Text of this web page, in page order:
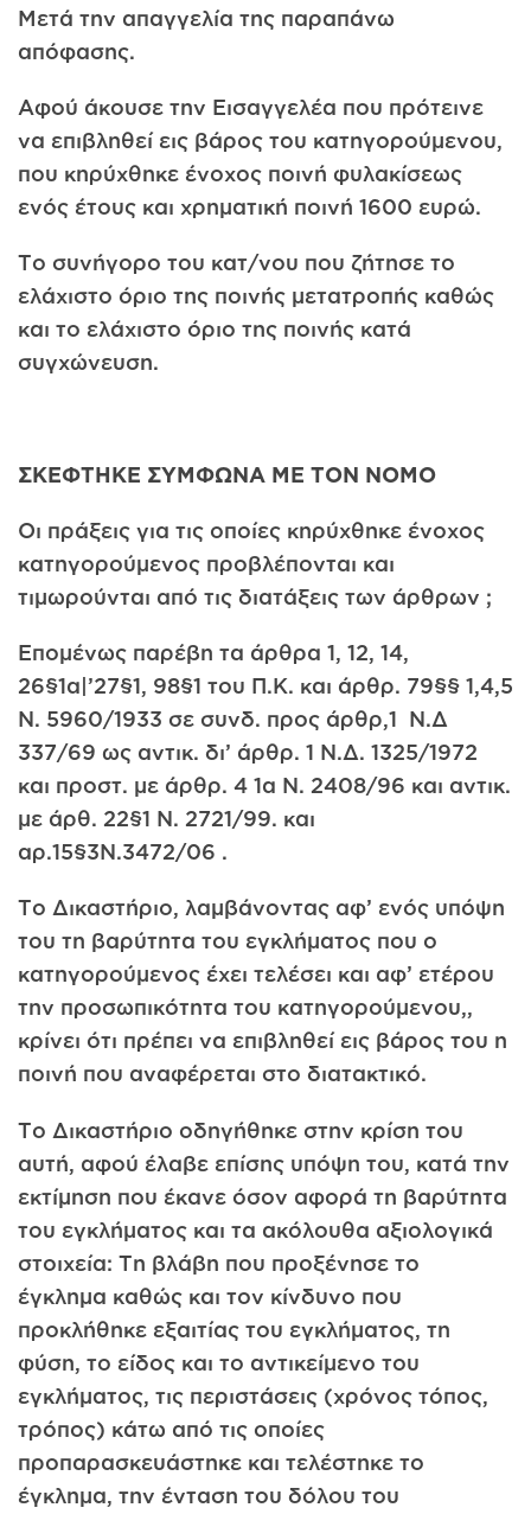
Μετά την απαγγελία της παραπάνω
απόφασης.
Αφού άκουσε την Εισαγγελέα που πρότεινε
να επιβληθεί εις βάρος του κατηγορούμενου,
που κηρύχθηκε ένοχος ποινή φυλακίσεως
ενός έτους και χρηματική ποινή 1600 ευρώ.
Το συνήγορο του κατ/νου που ζήτησε το
ελάχιστο όριο της ποινής μετατροπής καθώς
και το ελάχιστο όριο της ποινής κατά
συγχώνευση.
ΣΚΕΦΤΗΚΕ ΣΥΜΦΩΝΑ ΜΕ ΤΟΝ ΝΟΜΟ
Οι πράξεις για τις οποίες κηρύχθηκε ένοχος
κατηγορούμενος προβλέπονται και
τιμωρούνται από τις διατάξεις των άρθρων ;
Επομένως παρέβη τα άρθρα 1, 12, 14,
26§1α|’27§1, 98§1 του Π.Κ. και άρθρ. 79§§ 1,4,5
Ν. 5960/1933 σε συνδ. προς άρθρ,1 Ν.Δ
337/69 ως αντικ. δι’ άρθρ. 1 Ν.Δ. 1325/1972
και προστ. με άρθρ. 4 1α Ν. 2408/96 και αντικ.
με άρθ. 22§1 Ν. 2721/99. και
αρ.15§3Ν.3472/06 .
Το Δικαστήριο, λαμβάνοντας αφ’ ενός υπόψη
του τη βαρύτητα του εγκλήματος που ο
κατηγορούμενος έχει τελέσει και αφ’ ετέρου
την προσωπικότητα του κατηγορούμενου,,
κρίνει ότι πρέπει να επιβληθεί εις βάρος του η
ποινή που αναφέρεται στο διατακτικό.
Το Δικαστήριο οδηγήθηκε στην κρίση του
αυτή, αφού έλαβε επίσης υπόψη του, κατά την
εκτίμηση που έκανε όσον αφορά τη βαρύτητα
του εγκλήματος και τα ακόλουθα αξιολογικά
στοιχεία: Τη βλάβη που προξένησε το
έγκλημα καθώς και τον κίνδυνο που
προκλήθηκε εξαιτίας του εγκλήματος, τη
φύση, το είδος και το αντικείμενο του
εγκλήματος, τις περιστάσεις (χρόνος τόπος,
τρόπος) κάτω από τις οποίες
προπαρασκευάστηκε και τελέστηκε το
έγκλημα, την ένταση του δόλου του